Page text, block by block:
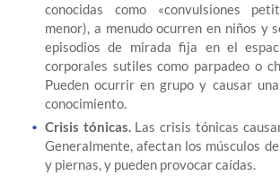
conocidas como «convulsiones
menor), a menudo ocurren en niños y
episodios de mirada fija en el
corporales sutiles como parpadeo o
Pueden ocurrir en grupo y causar
conocimiento.
Crisis tónicas. Las crisis tónicas
Generalmente, afectan los músculos
y piernas, y pueden provocar caídas.